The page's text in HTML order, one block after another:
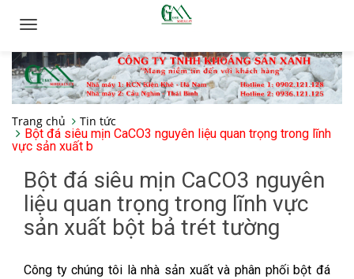
Toggle
Trang chủ
Tin tức
Bột đá siêu mịn CaCO3 nguyên liệu quan trọng trong lĩnh
vực sản xuất b
Bột đá siêu mịn CaCO3 nguyên
liệu quan trọng trong lĩnh vực
sản xuất bột bả trét tường
Công ty chúng tôi là nhà sản xuất và phân phối bột đá